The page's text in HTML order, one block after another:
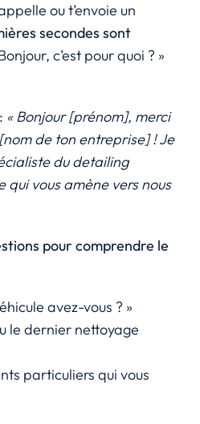
ou t’envoie un
secondes sont
c’est pour quoi ? »
« Bonjour [prénom], merci
de ton entreprise] ! Je
du detailing
qui vous amène vers nous
pour comprendre le
avez-vous ? »
le dernier nettoyage
particuliers qui vous